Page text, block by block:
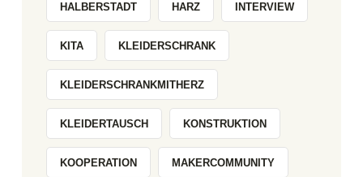
HALBERSTADT HARZ INTERVIEW
KITA KLEIDERSCHRANK
KLEIDERSCHRANKMITHERZ
KLEIDERTAUSCH KONSTRUKTION
KOOPERATION MAKERCOMMUNITY